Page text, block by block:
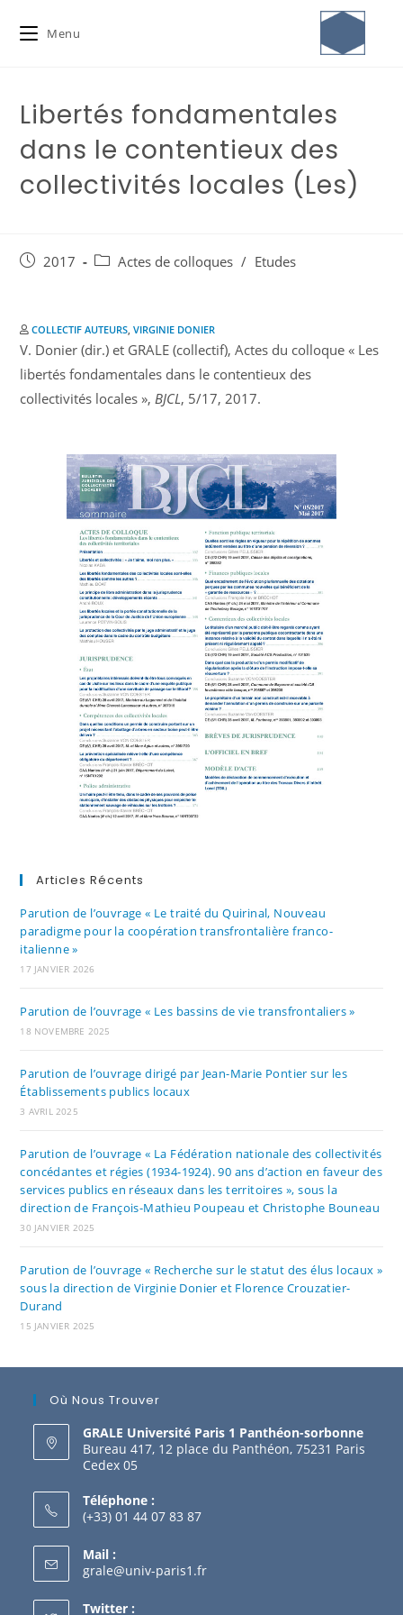
Menu
Libertés fondamentales
dans le contentieux des
collectivités locales (Les)
2017 Actes de colloques / Etudes
COLLECTIF AUTEURS, VIRGINIE DONIER
V. Donier (dir.) et GRALE (collectif), Actes du colloque « Les
libertés fondamentales dans le contentieux des
collectivités locales »,BJCL, 5/17, 2017.
Articles Récents
Parution de l’ouvrage « Le traité du Quirinal, Nouveau
paradigme pour la coopération transfrontalière franco-
italienne »
17 JANVIER 2026
Parution de l’ouvrage « Les bassins de vie transfrontaliers »
18 NOVEMBRE 2025
Parution de l’ouvrage dirigé par Jean-Marie Pontier sur les
Établissements publics locaux
3 AVRIL 2025
Parution de l’ouvrage « La Fédération nationale des collectivités
concédantes et régies (1934-1924). 90 ans d’action en faveur des
services publics en réseaux dans les territoires », sous la
direction de François-Mathieu Poupeau et Christophe Bouneau
30 JANVIER 2025
Parution de l’ouvrage « Recherche sur le statut des élus locaux »
sous la direction de Virginie Donier et Florence Crouzatier-
Durand
15 JANVIER 2025
Où Nous Trouver
GRALE Université Paris 1 Panthéon-sorbonne
Bureau 417, 12 place du Panthéon, 75231 Paris
Cedex 05
Téléphone :
(+33) 01 44 07 83 87
Mail :
grale@univ-paris1.fr
Twitter :